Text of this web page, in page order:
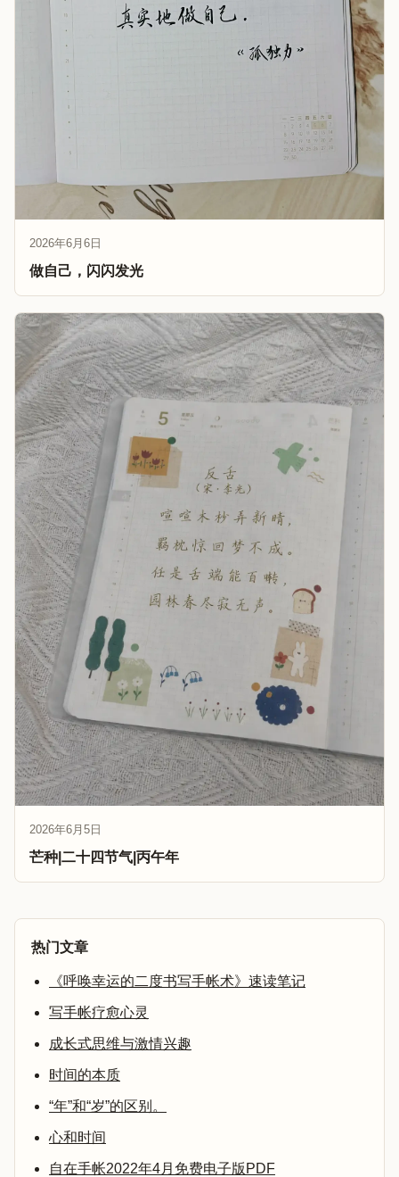
2026年6月6日
做自己，闪闪发光
2026年6月5日
芒种|二十四节气|丙午年
热门文章
《呼唤幸运的二度书写手帐术》速读笔记
写手帐疗愈心灵
成长式思维与激情兴趣
时间的本质
“年”和“岁”的区别。
心和时间
自在手帐2022年4月免费电子版PDF